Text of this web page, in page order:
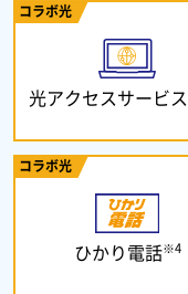
コラボ光
光アクセスサービス
コラボ光
ひかり電話※4